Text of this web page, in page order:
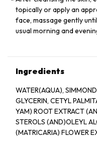
topically or apply an
face, massage gently
usual morning and
Ingredients
WATER(AQUA),
GLYCERIN, CETYL
YAM) ROOT EXTRACT
STEROLS (AND)OLEYL
(MATRICARIA) FLOWER